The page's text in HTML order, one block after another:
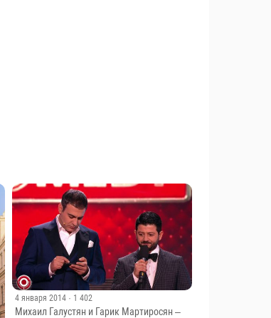
4 января 2014 · 1 402
Михаил Галустян и Гарик Мартиросян –